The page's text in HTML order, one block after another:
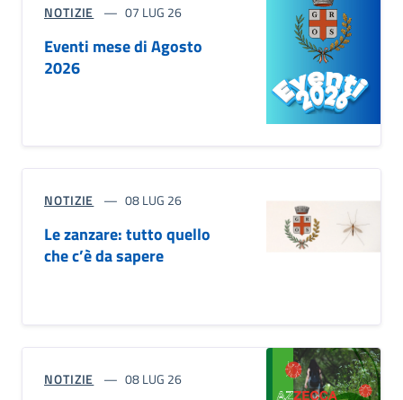
NOTIZIE 07 LUG 26
Eventi mese di Agosto
2026
NOTIZIE 08 LUG 26
Le zanzare: tutto quello
che c’è da sapere
NOTIZIE 08 LUG 26